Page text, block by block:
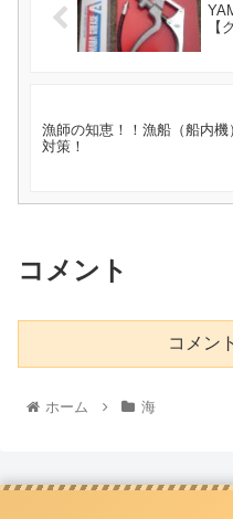
【
漁師の知恵！！漁船（船内機
対策！
コメント
コメン
ホーム 海